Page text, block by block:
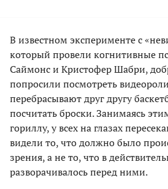
В известном эксперименте с
который провели когнитивные
Саймонс и Кристофер Шабри,
попросили посмотреть
перебрасывают друг другу
посчитать броски. Занимаясь
гориллу, у всех на глазах
видели то, что должно было
зрения, а не то, что в
разворачивалось перед ними.